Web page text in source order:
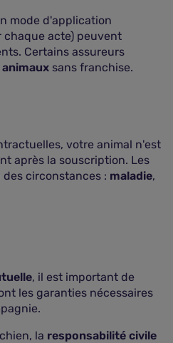
mode d'application
acte) peuvent
Certains assureurs
sans franchise.
votre animal n'est
après la souscription. Les
circonstances : maladie,
, il est important de
les garanties nécessaires
la responsabilité civile